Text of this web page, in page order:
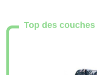
Top des